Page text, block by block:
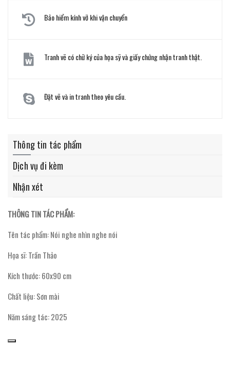
Bảo hiểm kính vỡ khi vận chuyển
Tranh vẽ có chữ ký của họa sỹ và giấy chứng nhận tranh thật.
Đặt vẽ và in tranh theo yêu cầu.
Thông tin tác phẩm
Dịch vụ đi kèm
Nhận xét
THÔNG TIN TÁC PHẨM:
Tên tác phẩm: Nói nghe nhìn nghe nói
Họa sĩ: Trần Thảo
Kích thước: 60x90 cm
Chất liệu: Sơn mài
Năm sáng tác: 2025